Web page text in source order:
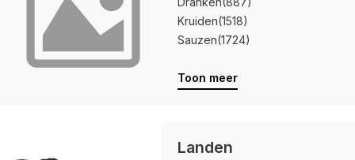
Kruiden(1518)
Sauzen(1724)
Toon meer
Landen